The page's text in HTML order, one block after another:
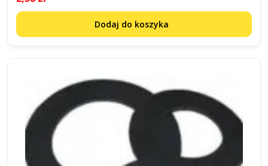
Dodaj do koszyka